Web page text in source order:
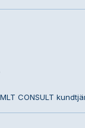
CONSULT